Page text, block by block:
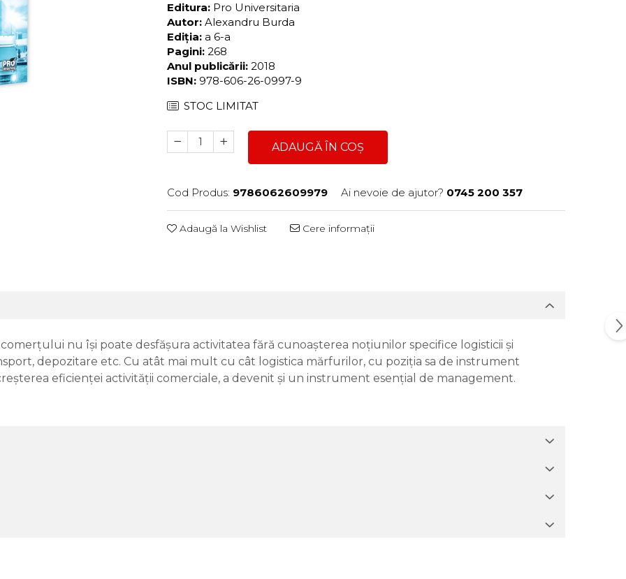
Editura: Pro Universitaria
Autor: Alexandru Burda
Ediția: a 6-a
Pagini: 268
Anul publicării: 2018
ISBN: 978-606-26-0997-9
STOC LIMITAT
ADAUGĂ ÎN COȘ
Cod Produs: 9786062609979 Ai nevoie de ajutor? 0745 200 357
Adaugă la Wishlist Cere informații
nu îşi poate desfăşura activitatea fără cunoaşterea noţiunilor specifice logisticii şi
depozitare etc. Cu atât mai mult cu cât logistica mărfurilor, cu poziţia sa de instrument
eficienţei activităţii comerciale, a devenit şi un instrument esenţial de management.